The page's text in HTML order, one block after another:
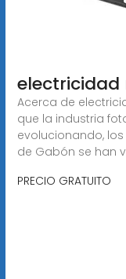
electricidad
Acerca de
que la industria
evolucionando,
de Gabón se han
PRECIO GRATUITO